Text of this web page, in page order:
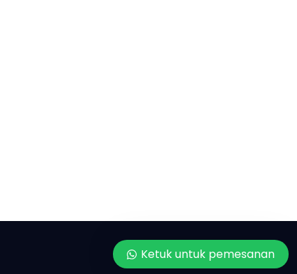
Ketuk untuk pemesanan